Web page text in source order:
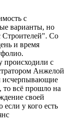
с
варианты, но
Строителей". Со
и время
происходили с
Анжелой
исчерпывающие
всё прошло на
своей
у кого есть